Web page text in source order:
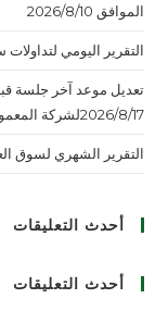
الموافق 2026/8/10
التقرير اليومي لتداولات سوق
تعديل موعد آخر جلسة قبل
2026/8/17لشركة المعمورة العقارية
التقرير الشهري لسوق
أحدث التعليقات
أحدث التعليقات